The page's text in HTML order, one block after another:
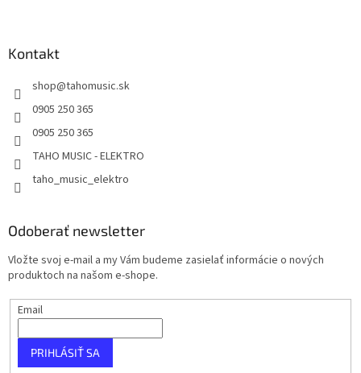
Kontakt
shop@tahomusic.sk
0905 250 365
0905 250 365
TAHO MUSIC - ELEKTRO
taho_music_elektro
Odoberať newsletter
Vložte svoj e-mail a my Vám budeme zasielať informácie o nových
produktoch na našom e-shope.
Email
PRIHLÁSIŤ SA